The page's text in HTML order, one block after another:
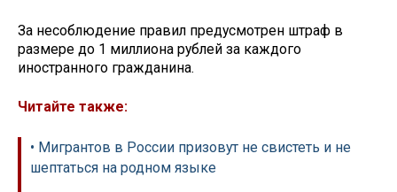
За несоблюдение правил предусмотрен штраф в
размере до 1 миллиона рублей за каждого
иностранного гражданина.
Читайте также:
• Мигрантов в России призовут не свистеть и не
шептаться на родном языке